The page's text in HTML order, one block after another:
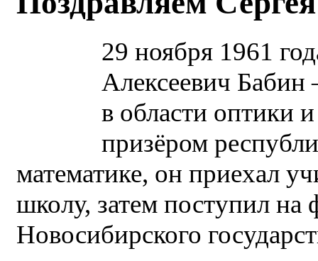
29 ноября 1961
Алексеевич Бабин
в области оптики
призёром
математике, он приехал
школу, затем поступил на
Новосибирского